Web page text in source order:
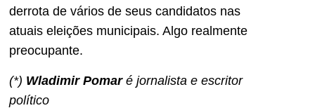
derrota de vários de seus candidatos nas
atuais eleições municipais. Algo realmente
preocupante.
(*) Wladimir Pomaré jornalista e escritor
político